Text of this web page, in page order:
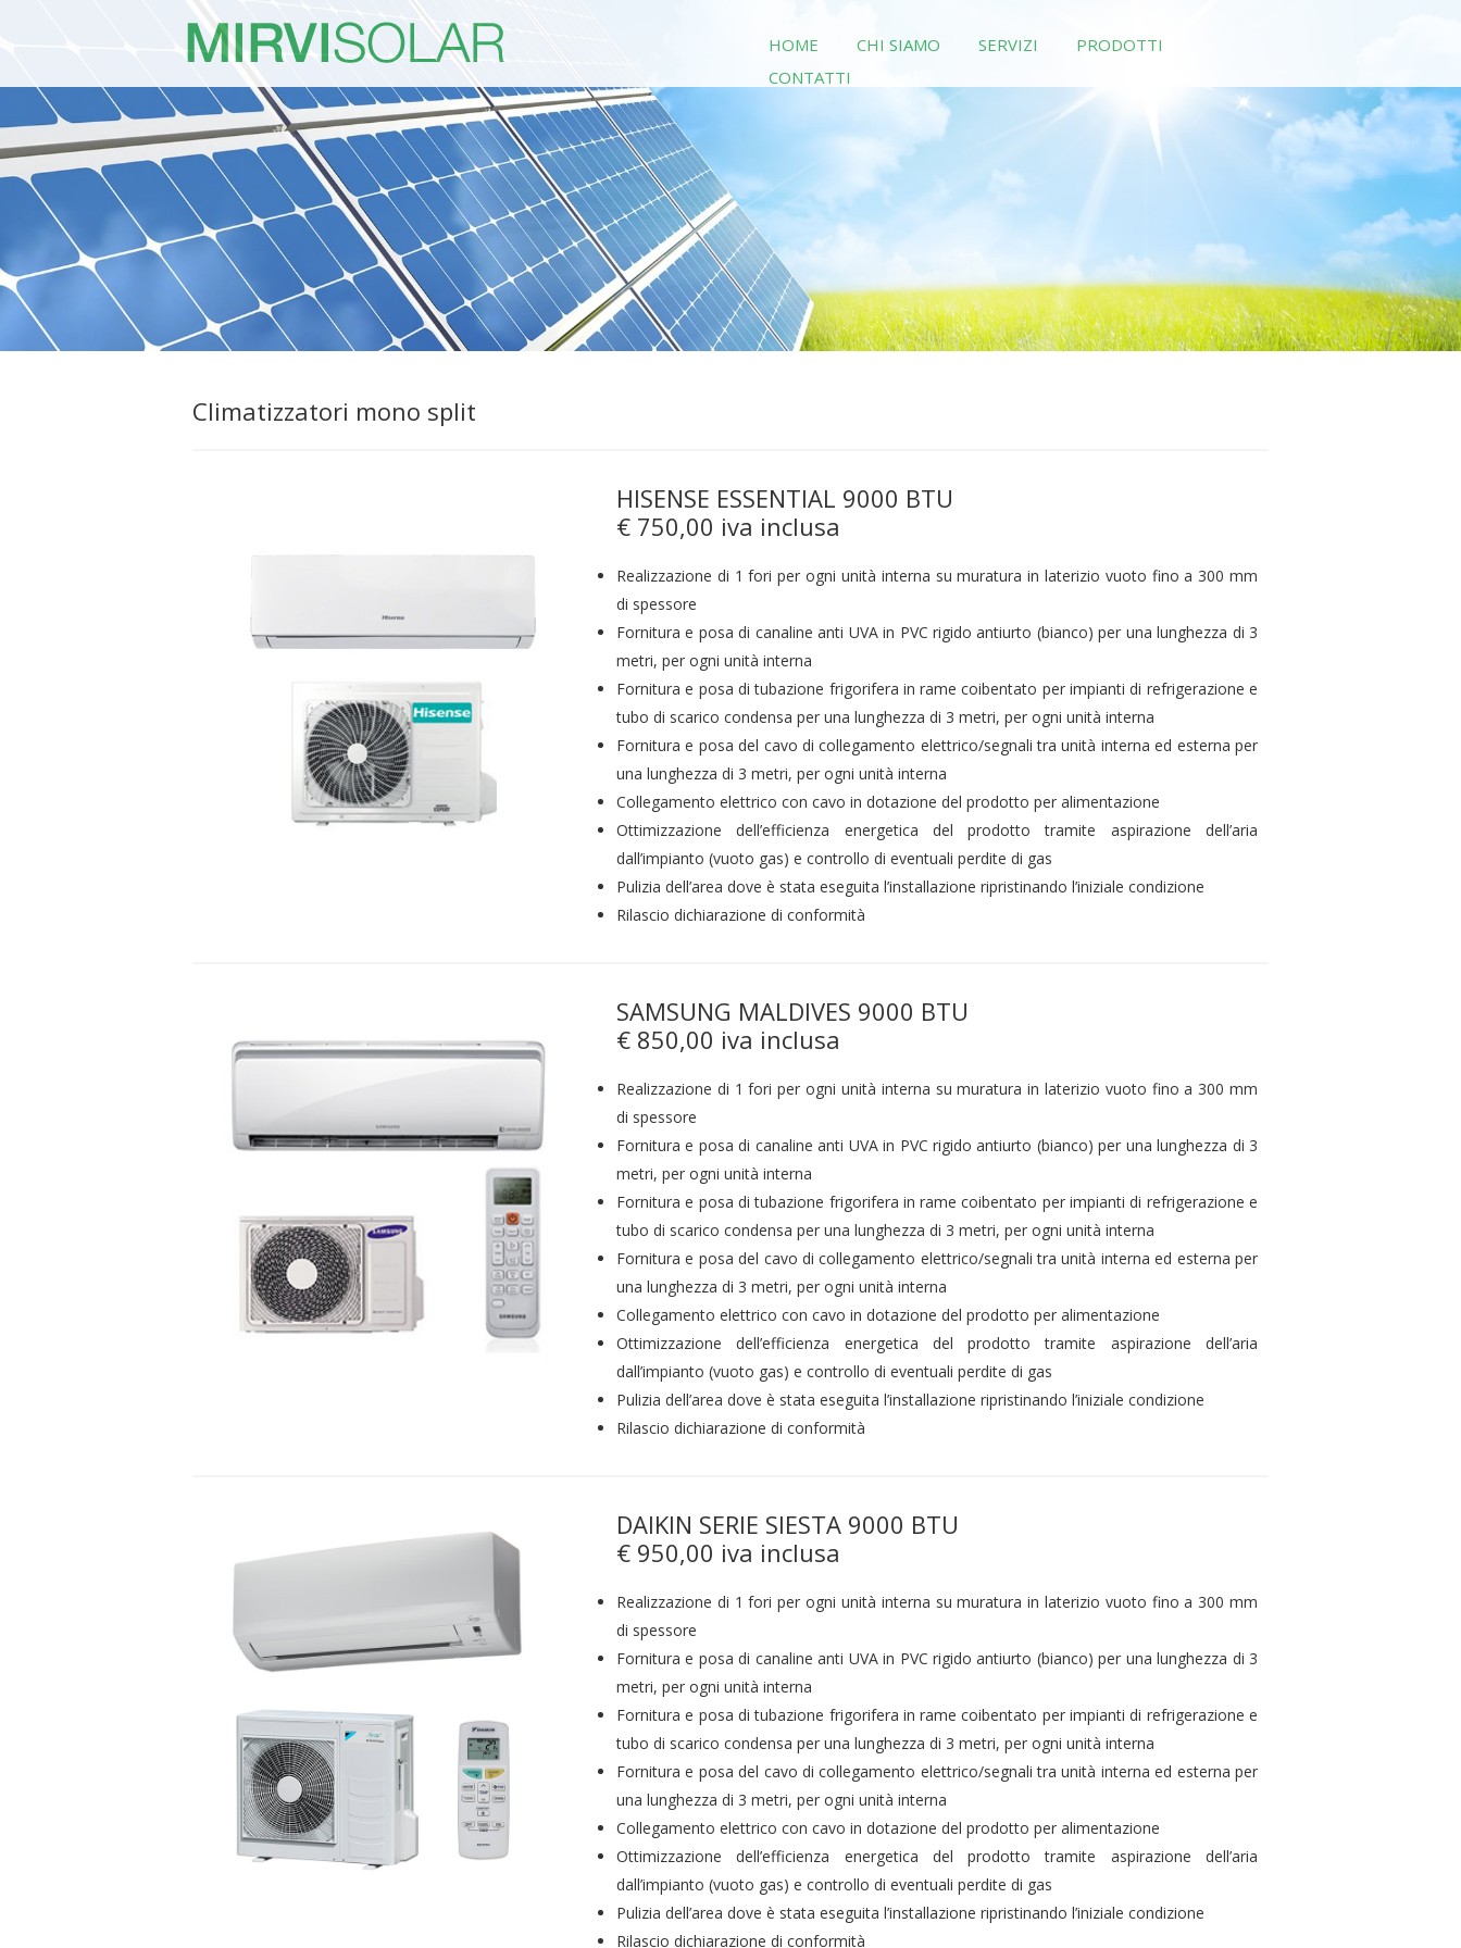
HOME CHI SIAMO SERVIZI
PRODOTTI
CONTATTI
Climatizzatori mono split
HISENSE ESSENTIAL 9000 BTU
€ 750,00 iva inclusa
Realizzazione di 1 fori per ogni unità interna su muratura in laterizio vuoto fino a 300 mm
di spessore
Fornitura e posa di canaline anti UVA in PVC rigido antiurto (bianco) per una lunghezza di 3
metri, per ogni unità interna
Fornitura e posa di tubazione frigorifera in rame coibentato per impianti di refrigerazione e
tubo di scarico condensa per una lunghezza di 3 metri, per ogni unità interna
Fornitura e posa del cavo di collegamento elettrico/segnali tra unità interna ed esterna per
una lunghezza di 3 metri, per ogni unità interna
Collegamento elettrico con cavo in dotazione del prodotto per alimentazione
Ottimizzazione dell’efficienza energetica del prodotto tramite aspirazione dell’aria
dall’impianto (vuoto gas) e controllo di eventuali perdite di gas
Pulizia dell’area dove è stata eseguita l’installazione ripristinando l’iniziale condizione
Rilascio dichiarazione di conformità
SAMSUNG MALDIVES 9000 BTU
€ 850,00 iva inclusa
Realizzazione di 1 fori per ogni unità interna su muratura in laterizio vuoto fino a 300 mm
di spessore
Fornitura e posa di canaline anti UVA in PVC rigido antiurto (bianco) per una lunghezza di 3
metri, per ogni unità interna
Fornitura e posa di tubazione frigorifera in rame coibentato per impianti di refrigerazione e
tubo di scarico condensa per una lunghezza di 3 metri, per ogni unità interna
Fornitura e posa del cavo di collegamento elettrico/segnali tra unità interna ed esterna per
una lunghezza di 3 metri, per ogni unità interna
Collegamento elettrico con cavo in dotazione del prodotto per alimentazione
Ottimizzazione dell’efficienza energetica del prodotto tramite aspirazione dell’aria
dall’impianto (vuoto gas) e controllo di eventuali perdite di gas
Pulizia dell’area dove è stata eseguita l’installazione ripristinando l’iniziale condizione
Rilascio dichiarazione di conformità
DAIKIN SERIE SIESTA 9000 BTU
€ 950,00 iva inclusa
Realizzazione di 1 fori per ogni unità interna su muratura in laterizio vuoto fino a 300 mm
di spessore
Fornitura e posa di canaline anti UVA in PVC rigido antiurto (bianco) per una lunghezza di 3
metri, per ogni unità interna
Fornitura e posa di tubazione frigorifera in rame coibentato per impianti di refrigerazione e
tubo di scarico condensa per una lunghezza di 3 metri, per ogni unità interna
Fornitura e posa del cavo di collegamento elettrico/segnali tra unità interna ed esterna per
una lunghezza di 3 metri, per ogni unità interna
Collegamento elettrico con cavo in dotazione del prodotto per alimentazione
Ottimizzazione dell’efficienza energetica del prodotto tramite aspirazione dell’aria
dall’impianto (vuoto gas) e controllo di eventuali perdite di gas
Pulizia dell’area dove è stata eseguita l’installazione ripristinando l’iniziale condizione
Rilascio dichiarazione di conformità